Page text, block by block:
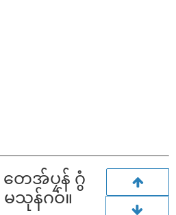
ေအ်ပၠန် ဂွံ
သုန်ဂဝ်။